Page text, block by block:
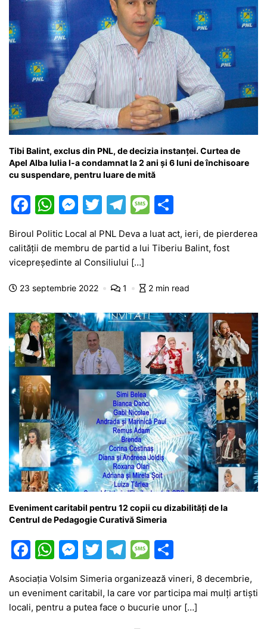
Tibi Balint, exclus din PNL, de decizia instanței. Curtea de
Apel Alba Iulia l-a condamnat la 2 ani și 6 luni de închisoare
cu suspendare, pentru luare de mită
F
c
e
b
o
k
W
h
at
s
A
p
M
s
s
e
g
er
T
itt
er
T
e
gr
a
m
M
s
a
e
ar
ta
a
ă
Biroul Politic Local al PNL Deva a luat act, ieri, de pierderea
calității de membru de partid a lui Tiberiu Balint, fost
vicepreședinte al Consiliului […]
23 septembrie 2022 1 2 min read
Eveniment caritabil pentru 12 copii cu dizabilități de la
Centrul de Pedagogie Curativă Simeria
F
a
c
e
W
at
s
M
e
s
s
T
w
itt
er
T
el
e
gr
M
s
s
ar
ta
je
Asociația Volsim Simeria organizează vineri, 8 decembrie,
un eveniment caritabil, la care vor participa mai mulți artiști
locali, pentru a putea face o bucurie unor […]